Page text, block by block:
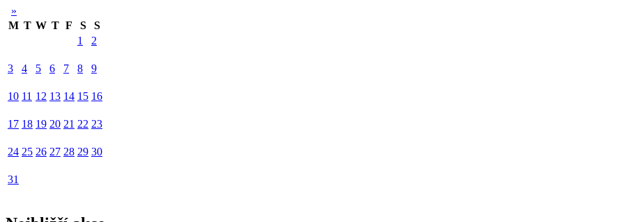
»
M T W T F S
S
1
2
3 4 5 6 7 8 9
10 11 12 13 14 15 16
17 18 19 20 21 22 23
24 25 26 27 28 29 30
31